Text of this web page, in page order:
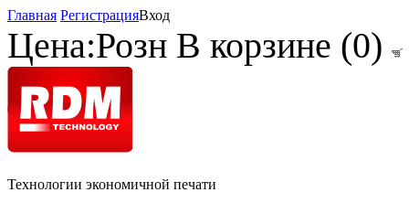
Главная РегистрацияВход
Цена:Розн В корзине (0)
Технологии экономичной печати